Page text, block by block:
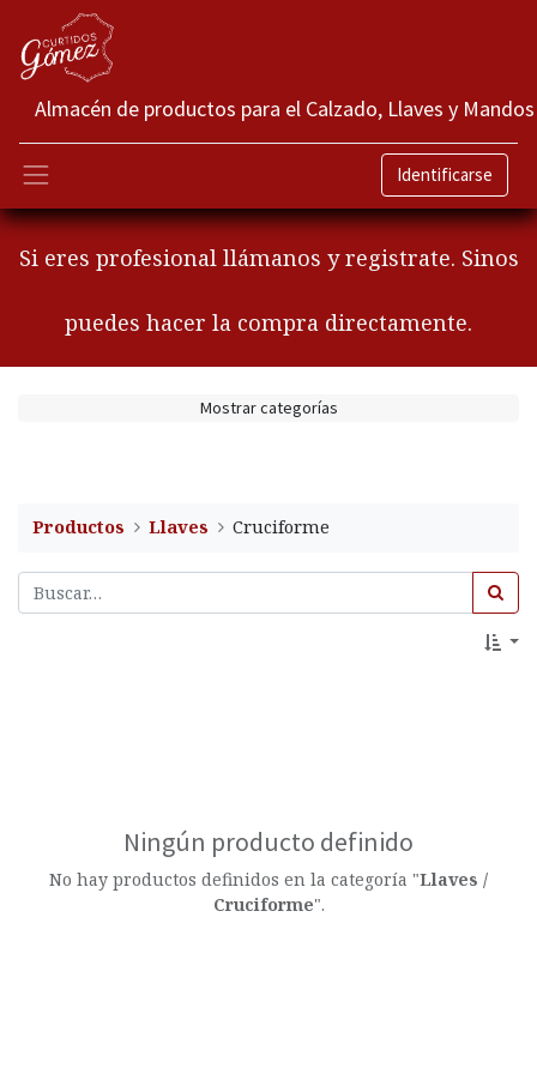
Almacén de productos para el Calzado, Llaves y Mandos
Identificarse
Si eres profesional llámanos y registrate. Sinos
puedes hacer la compra directamente.
Mostrar categorías
Productos Llaves Cruciforme
Ningún producto definido
No hay productos definidos en la categoría "Llaves /
Cruciforme".